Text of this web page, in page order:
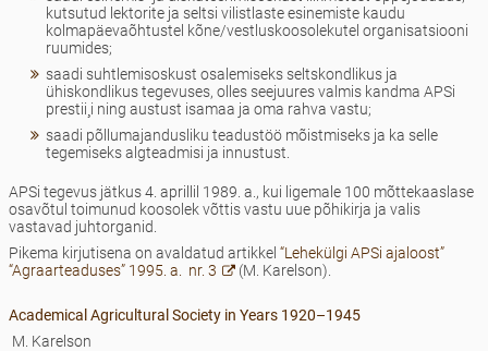
kutsutud lektorite ja seltsi vilistlaste esinemiste kaudu
kolmapäevaõhtustel kõne/vestluskoosolekutel organisatsiooni
ruumides;
saadi suhtlemisoskust osalemiseks seltskondlikus ja
ühiskondlikus tegevuses, olles seejuures valmis kandma APSi
prestii¸i ning austust isamaa ja oma rahva vastu;
saadi põllumajandusliku teadustöö mõistmiseks ja ka selle
tegemiseks algteadmisi ja innustust.
APSi tegevus jätkus 4. aprillil 1989. a., kui ligemale 100 mõttekaaslase
osavõtul toimunud koosolek võttis vastu uue põhikirja ja valis
vastavad juhtorganid.
Pikema kirjutisena on avaldatud artikkel “Lehekülgi APSi ajaloost”
“Agraarteaduses” 1995. a. nr. 3
(M. Karelson).
Academical Agricultural Society in Years 1920–1945
M. Karelson